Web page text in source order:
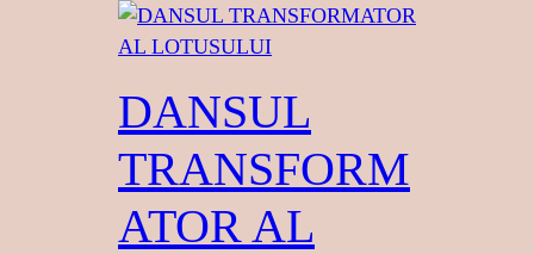
DANSUL
TRANSFORM
ATOR AL